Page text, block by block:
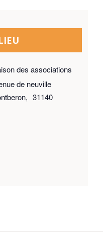
des associations
de neuville
, 31140